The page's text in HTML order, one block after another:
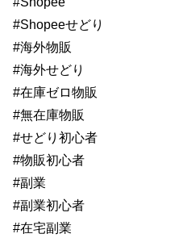
#Shopeeせどり
#海外物販
#海外せどり
#在庫ゼロ物販
#無在庫物販
#せどり初心者
#物販初心者
#副業
#副業初心者
#在宅副業